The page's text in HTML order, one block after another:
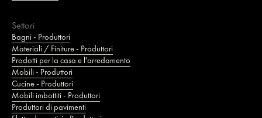
Settori
Bagni - Produttori
Materiali / Finiture - Produttori
Prodotti per la casa e l'arredamento
Mobili - Produttori
Cucine - Produttori
Mobili imbottiti - Produttori
Produttori di pavimenti